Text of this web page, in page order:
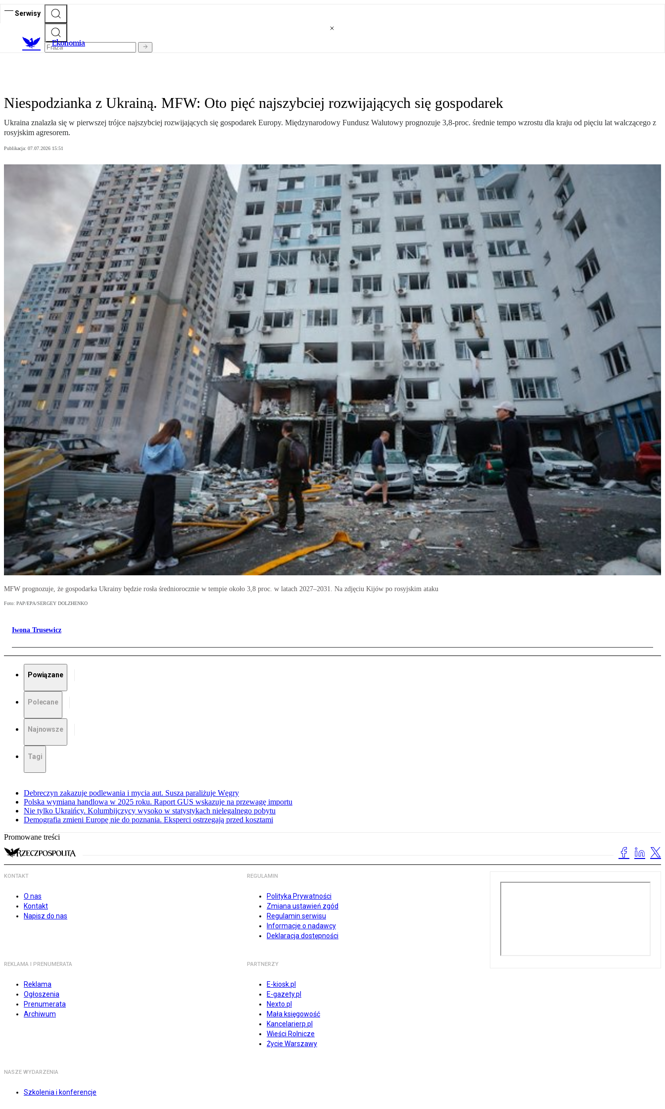
Serwisy
Ekonomia
Niespodzianka z Ukrainą. MFW: Oto pięć najszybciej rozwijających się gospodarek
Ukraina znalazła się w pierwszej trójce najszybciej rozwijających się gospodarek Europy. Międzynarodowy Fundusz Walutowy prognozuje 3,8-proc. średnie tempo wzrostu dla kraju od pięciu lat walczącego z
rosyjskim agresorem.
Publikacja: 07.07.2026 15:51
MFW prognozuje, że gospodarka Ukrainy będzie rosła średniorocznie w tempie około 3,8 proc. w latach 2027–2031. Na zdjęciu Kijów po rosyjskim ataku
Foto: PAP/EPA/SERGEY DOLZHENKO
Iwona Trusewicz
Powiązane
Polecane
Najnowsze
Tagi
Debreczyn zakazuje podlewania i mycia aut. Susza paraliżuje Węgry
Polska wymiana handlowa w 2025 roku. Raport GUS wskazuje na przewagę importu
Nie tylko Ukraińcy. Kolumbijczycy wysoko w statystykach nielegalnego pobytu
Demografia zmieni Europę nie do poznania. Eksperci ostrzegają przed kosztami
Promowane treści
KONTAKT
O nas
Kontakt
Napisz do nas
REGULAMIN
Polityka Prywatności
Zmiana ustawień zgód
Regulamin serwisu
Informacje o nadawcy
Deklaracja dostępności
REKLAMA I PRENUMERATA
Reklama
Ogłoszenia
Prenumerata
Archiwum
PARTNERZY
E-kiosk.pl
E-gazety.pl
Nexto.pl
Mała księgowość
Kancelarierp.pl
Wieści Rolnicze
Życie Warszawy
NASZE WYDARZENIA
Szkolenia i konferencje